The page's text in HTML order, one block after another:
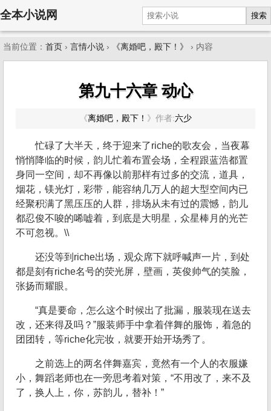
全本小说网 搜索
当前位置： 首页 › 言情小说 › 《离婚吧，殿下！》 › 内容
第九十六章 动心
《离婚吧，殿下！ 》 作者:六少
忙碌了大半天，终于迎来了riche的歌友会，当夜幕
悄悄降临的时候，韵儿忙着布置会场，全程跟蓝浩都置
身同一空间，却不再像以前那样有过多的交流，道具，
烟花，镁光灯，彩带，能容纳几万人的超大型空间内已
经聚积满了黑压压的人群，排场从未有过的震憾，韵儿
都忍俊不唆的唏嘘着，到底是大明星，众星棒月的光芒
不可忽视。\\
还没等到riche出场，观众席下就呼喊声一片，到处
都是刻有riche名号的荧光屏，壁画，英俊帅气的笑脸，
张扬而耀眼。
“真是要命，怎么这个时候出了批漏，服装现在送去
改，还来得及吗？”服装师手中拿着伴舞的服饰，着急的
团团转，等riche化完妆，就要开始开场秀了。
之前选上的两名伴舞嘉宾，竟然有一个人的衣服嫌
小，舞蹈老师也在一旁思考着对策，“不用改了，来不及
了，换人上，你，苏韵儿，替补！”